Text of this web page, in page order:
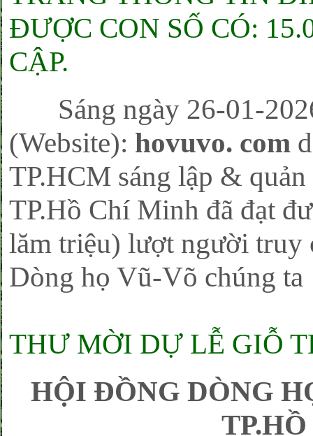
ĐƯỢC CON SỐ CÓ:
CẬP.
Sáng ngày 26-01-
(Website): hovuvo. com
TP.HCM sáng lập &
TP.Hồ Chí Minh đã đạt
lăm triệu) lượt người truy
Dòng họ Vũ-Võ chúng ta
THƯ MỜI DỰ LỄ GIỖ
HỘI ĐỒNG DÒNG